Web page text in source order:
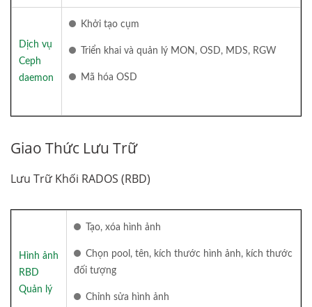
Dịch vụ
Ceph
daemon
Khởi tạo cụm
Triển khai và quản lý MON, OSD, MDS, RGW
Mã hóa OSD
Giao Thức Lưu Trữ
Lưu Trữ Khối RADOS (RBD)
Hình ảnh
RBD
Quản lý
Tạo, xóa hình ảnh
Chọn pool, tên, kích thước hình ảnh, kích thước
đối tượng
Chỉnh sửa hình ảnh